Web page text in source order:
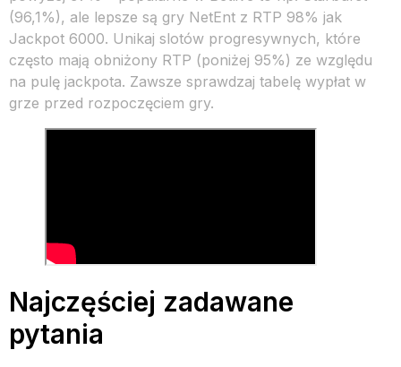
(96,1%), ale lepsze są gry NetEnt z RTP 98% jak
Jackpot 6000. Unikaj slotów progresywnych, które
często mają obniżony RTP (poniżej 95%) ze względu
na pulę jackpota. Zawsze sprawdzaj tabelę wypłat w
grze przed rozpoczęciem gry.
Najczęściej zadawane
pytania